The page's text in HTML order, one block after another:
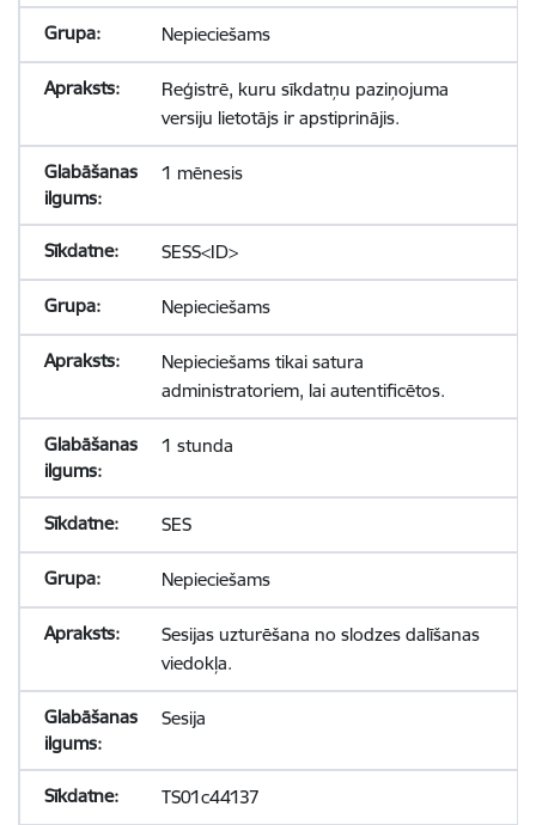
Nepieciešams
Reģistrē, kuru sīkdatņu paziņojuma
versiju lietotājs ir apstiprinājis.
1 mēnesis
SESS<ID>
Nepieciešams
Nepieciešams tikai satura
administratoriem, lai autentificētos.
1 stunda
SES
Nepieciešams
Sesijas uzturēšana no slodzes dalīšanas
viedokļa.
Sesija
TS01c44137